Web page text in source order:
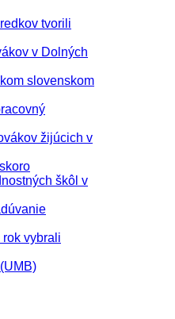
tvorili
v Dolných
slovenskom
žijúcich v
škôl v
vybrali